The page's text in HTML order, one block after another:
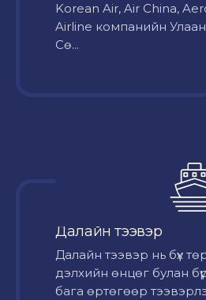
Korean Air, Air China,
Airline компанийн
Сө...
Далайн тээвэр
Далайн тээвэр нь бүх
дэлхийн өнцөг булан
бага өртөгөөр